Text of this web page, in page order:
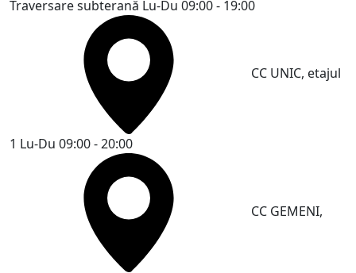
Traversare subterană Lu-Du 09:00 - 19:00
CC UNIC, etajul
1 Lu-Du 09:00 - 20:00
CC GEMENI,